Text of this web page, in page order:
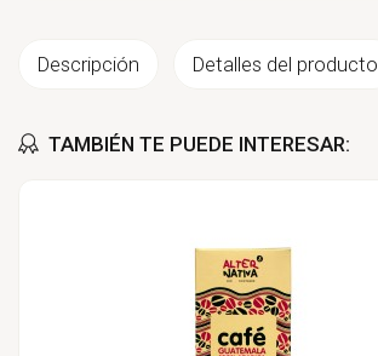
Descripción Detalles del producto
TAMBIÉN TE PUEDE INTERESAR: